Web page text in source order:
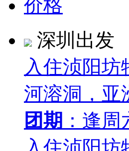
价格
深圳出发
入住浈阳
河溶洞，
团期 ：逢